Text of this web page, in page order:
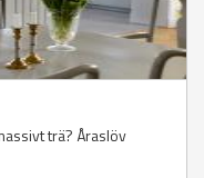
trä? Åraslöv